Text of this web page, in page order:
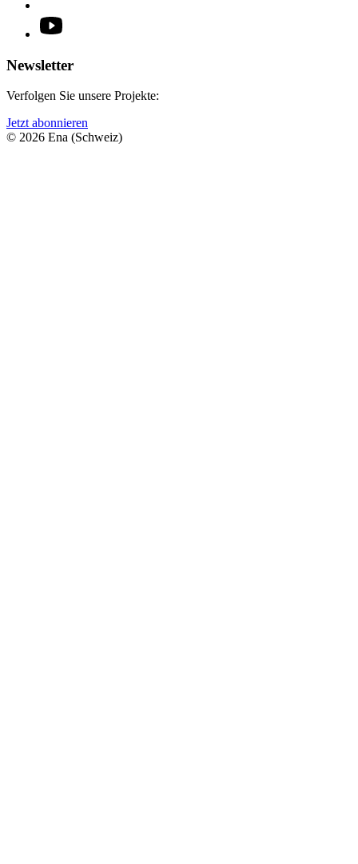
Newsletter
Verfolgen Sie unsere Projekte:
Jetzt abonnieren
© 2026 Ena (Schweiz)